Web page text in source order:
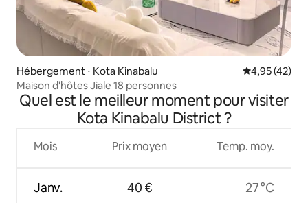
Hébergement ⋅ Kota Kinabalu Évaluation
4,95 (42)
Maison d'hôtes Jiale 18 personnes
Quel est le meilleur moment pour visiter
Kota Kinabalu District ?
Mois
Janv.
Prix moyen
40 €
Temp. moy.
27 °C